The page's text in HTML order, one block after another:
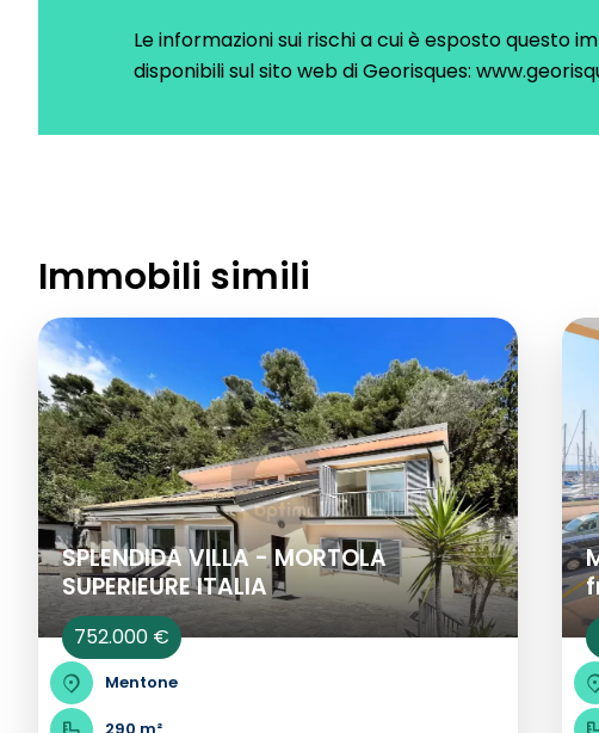
Le informazioni sui rischi a cui è esposto questo
disponibili sul sito web di Georisques:
Immobili simili
SPLENDIDA VILLA - MORTOLA
SUPERIEURE ITALIA
752.000 €
Mentone